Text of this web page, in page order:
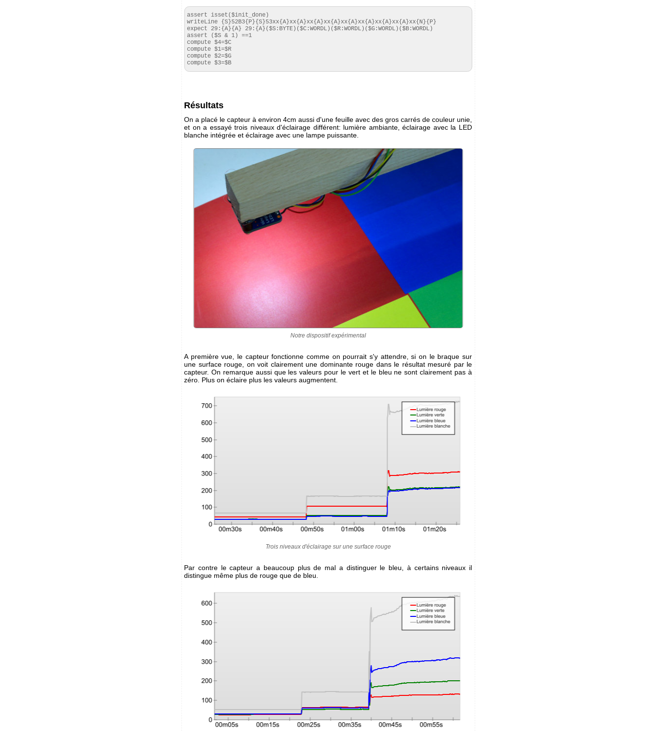
assert isset($init_done)
writeLine {S}52B3{P}{S}53xx{A}xx{A}xx{A}xx{A}xx{A}xx{A}xx{A}xx{A}xx{N}{P}
expect 29:{A}{A} 29:{A}($S:BYTE)($C:WORDL)($R:WORDL)($G:WORDL)($B:WORDL)
assert ($S & 1) ==1
compute $4=$C
compute $1=$R
compute $2=$G
compute $3=$B
Résultats
On a placé le capteur à environ 4cm aussi d'une feuille avec des gros carrés de couleur unie,
et on a essayé trois niveaux d'éclairage différent: lumière ambiante, éclairage avec la LED
blanche intégrée et éclairage avec une lampe puissante.
Notre dispositif expérimental
A première vue, le capteur fonctionne comme on pourrait s'y attendre, si on le braque sur
une surface rouge, on voit clairement une dominante rouge dans le résultat mesuré par le
capteur. On remarque aussi que les valeurs pour le vert et le bleu ne sont clairement pas à
zéro. Plus on éclaire plus les valeurs augmentent.
Trois niveaux d'éclairage sur une surface rouge
Par contre le capteur a beaucoup plus de mal a distinguer le bleu, à certains niveaux il
distingue même plus de rouge que de bleu.